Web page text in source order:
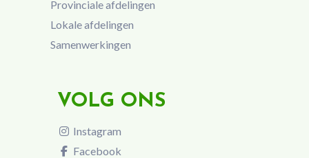
Provinciale afdelingen
Lokale afdelingen
Samenwerkingen
VOLG ONS
Instagram
Facebook